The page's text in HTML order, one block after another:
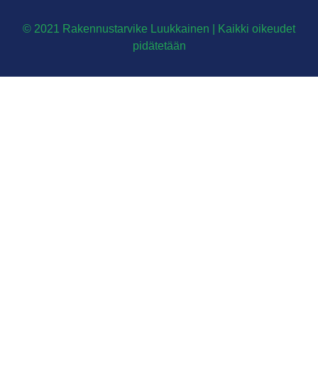
© 2021 Rakennustarvike Luukkainen | Kaikki oikeudet
pidätetään